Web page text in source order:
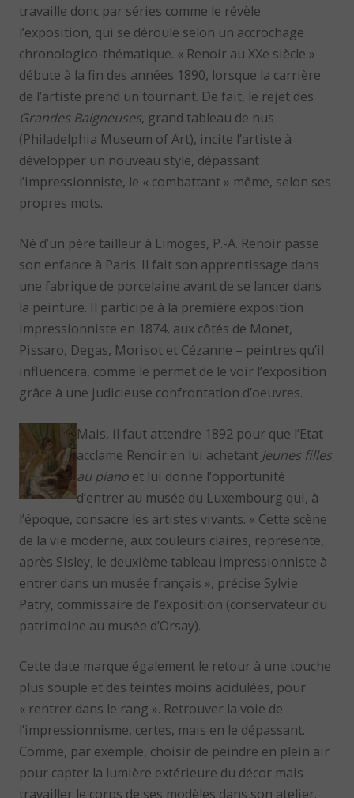
travaille donc par séries comme le révèle
l’exposition, qui se déroule selon un accrochage
chronologico-thématique. « Renoir au XXe siècle »
débute à la fin des années 1890, lorsque la carrière
de l’artiste prend un tournant. De fait, le rejet des
Grandes Baigneuses, grand tableau de nus
(Philadelphia Museum of Art), incite l’artiste à
développer un nouveau style, dépassant
l’impressionniste, le « combattant » même, selon ses
propres mots.
Né d’un père tailleur à Limoges, P.-A. Renoir passe
son enfance à Paris. Il fait son apprentissage dans
une fabrique de porcelaine avant de se lancer dans
la peinture. Il participe à la première exposition
impressionniste en 1874, aux côtés de Monet,
Pissaro, Degas, Morisot et Cézanne – peintres qu’il
influencera, comme le permet de le voir l’exposition
grâce à une judicieuse confrontation d’oeuvres.
Mais, il faut attendre 1892 pour que l’Etat
acclame Renoir en lui achetant Jeunes filles
au piano et lui donne l’opportunité
d’entrer au musée du Luxembourg qui, à
l’époque, consacre les artistes vivants. « Cette scène
de la vie moderne, aux couleurs claires, représente,
après Sisley, le deuxième tableau impressionniste à
entrer dans un musée français », précise Sylvie
Patry, commissaire de l’exposition (conservateur du
patrimoine au musée d’Orsay).
Cette date marque également le retour à une touche
plus souple et des teintes moins acidulées, pour
« rentrer dans le rang ». Retrouver la voie de
l’impressionnisme, certes, mais en le dépassant.
Comme, par exemple, choisir de peindre en plein air
pour capter la lumière extérieure du décor mais
travailler le corps de ses modèles dans son atelier.